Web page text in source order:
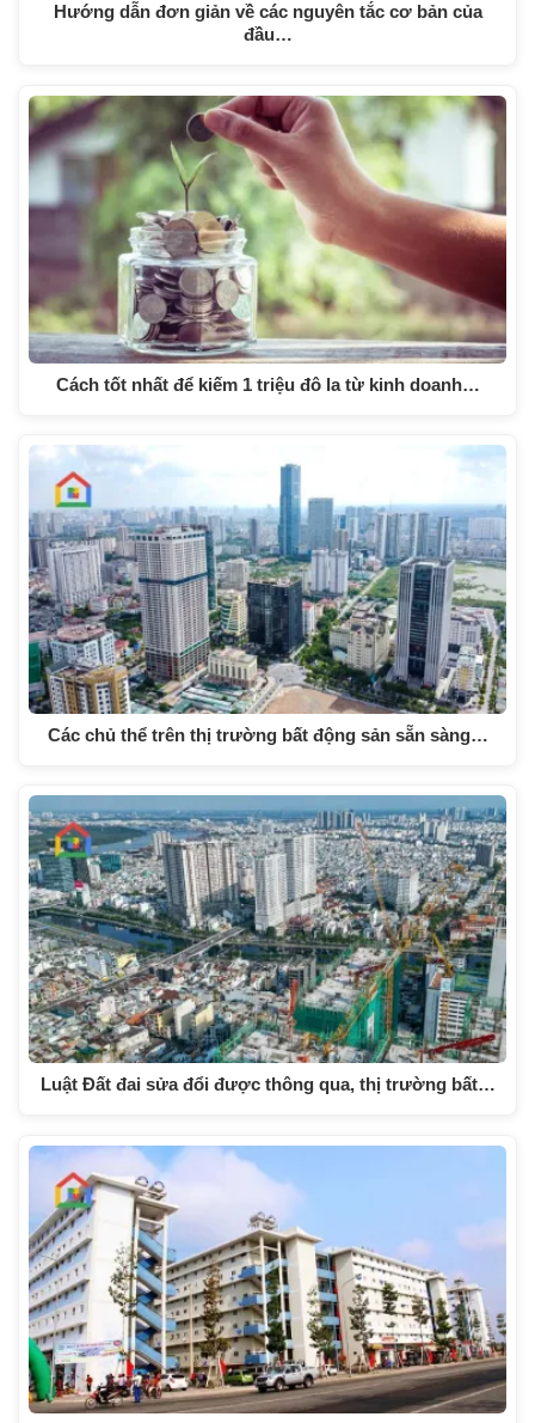
Hướng dẫn đơn giản về các nguyên tắc cơ bản của
đầu…
Cách tốt nhất để kiếm 1 triệu đô la từ kinh doanh…
Các chủ thể trên thị trường bất động sản sẵn sàng…
Luật Đất đai sửa đổi được thông qua, thị trường bất…